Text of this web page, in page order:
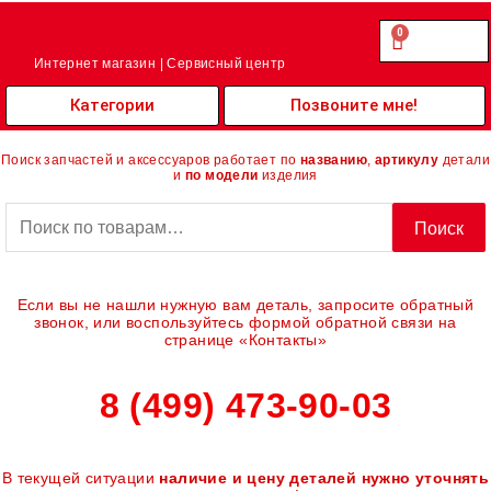
Перейти
Интернет магазин | Сервисный центр
0.00
0
Cart
Категории Позвоните мне!
Поиск запчастей и аксессуаров работает по названию артикулу детали
и по модели изделия
Поиск
Если вы не нашли нужную вам деталь, запросите обратный
звонок, или воспользуйтесь формой обратной связи на
странице «Контакты»
8 (499) 473-90-03
В текущей ситуации наличие и цену деталей нужно уточнять